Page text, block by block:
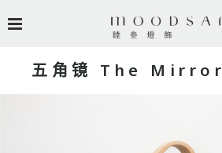
五角镜 The Mirror